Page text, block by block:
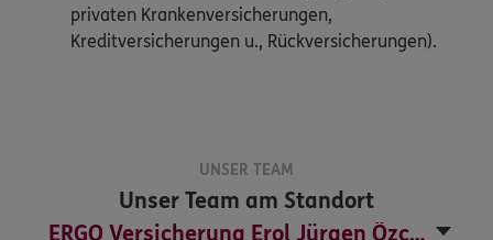
privaten Krankenversicherungen,
Kreditversicherungen u., Rückversicherungen).
UNSER TEAM
Unser Team am Standort